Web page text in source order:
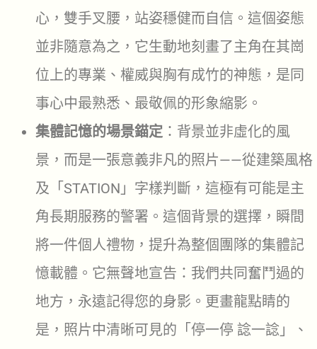
心，雙手叉腰，站姿穩健而自信。這個姿態
並非隨意為之，它生動地刻畫了主角在其崗
位上的專業、權威與胸有成竹的神態，是同
事心中最熟悉、最敬佩的形象縮影。
集體記憶的場景錨定 ：背景並非虛化的風
景，而是一張意義非凡的照片——從建築風格
及「STATION」字樣判斷，這極有可能是主
角長期服務的警署。這個背景的選擇，瞬間
將一件個人禮物，提升為整個團隊的集體記
憶載體。它無聲地宣告：我們共同奮鬥過的
地方，永遠記得您的身影。更畫龍點睛的
是，照片中清晰可見的「停一停 諗一諗」、